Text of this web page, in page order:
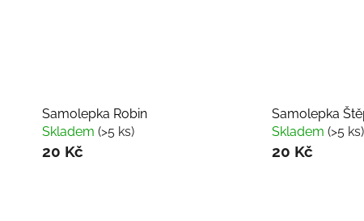
Samolepka Robin
Skladem (>5 ks)
20 Kč
Samolepka
Skladem (>5 ks)
20 Kč